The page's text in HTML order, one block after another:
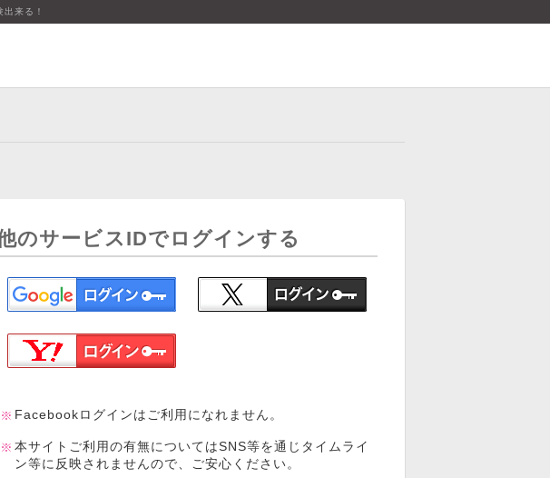
来る！
のサービスIDでログインする
Facebookログインはご利用になれません。
本サイトご利用の有無についてはSNS等を通じタイムライ
ン等に反映されませんので、ご安心ください。